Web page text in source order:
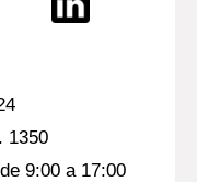
1350
9:00 a 17:00